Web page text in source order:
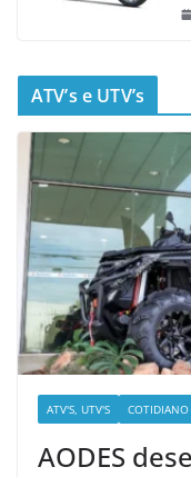
ATV’s e UTV’s
ATV'S, UTV'S COTIDIANO
AODES